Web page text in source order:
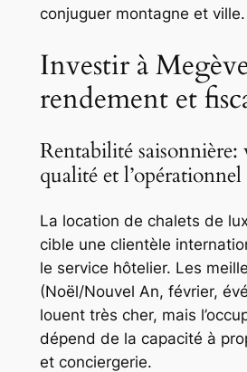
conjuguer montagne et ville.
Investir à
rendement et
Rentabilité saisonnière:
qualité et l’opérationnel
La location de chalets de
cible une clientèle
le service hôtelier. Les
(Noël/Nouvel An, février,
louent très cher, mais
dépend de la capacité à
et conciergerie.